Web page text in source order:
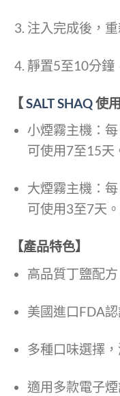
注入完成後，
靜置5至10分鐘
【 SALT SHAQ使
小煙霧主機：
可使用7至15天
大煙霧主機：
可使用3至7天。
【產品特色】
高品質丁鹽配
美國進口FDA
多種口味選擇
適用多款電子煙